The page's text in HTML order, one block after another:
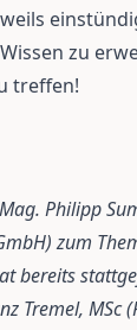
zu
treffen!
Philipp
zum
bereits
Tremel, MSc